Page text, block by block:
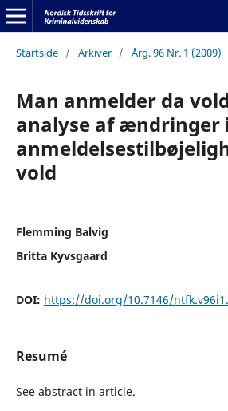
Startside / Arkiver / Årg. 96 Nr. 1 (2009)
Man anmelder da
analyse af ændringer
vold
Flemming Balvig
Britta Kyvsgaard
DOI: https://doi.org/10.7146/
Resumé
See abstract in article.